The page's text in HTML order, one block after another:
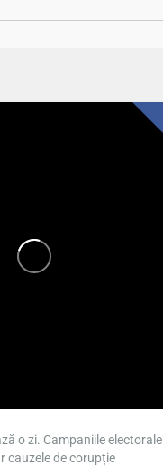
o zi. Campaniile electorale
cauzele de corupție